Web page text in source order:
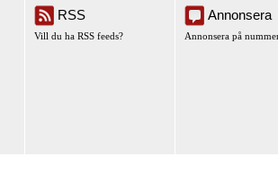
RSS
Vill du ha RSS feeds?
Annonsera
Annonsera på